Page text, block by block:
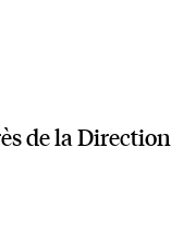
de la Direction